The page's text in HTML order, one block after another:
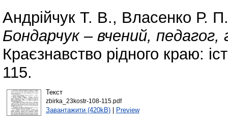
Андрійчук Т. В., Власенко Р. П.
Бондарчук – вчений,
Краєзнавство рідного краю:
115.
Текст
zbirka_23kostr-108-115.pdf
Завантажити (420kB)| Preview